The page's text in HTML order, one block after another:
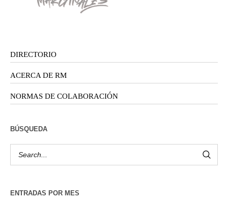
DIRECTORIO
ACERCA DE RM
NORMAS DE COLABORACIÓN
BÚSQUEDA
ENTRADAS POR MES